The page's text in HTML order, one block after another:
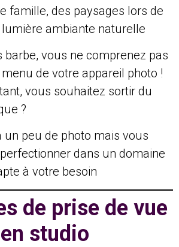
famille, des paysages lors de
ambiante naturelle
barbe, vous ne comprenez pas
de votre appareil photo !
vous souhaitez sortir du
?
un peu de photo mais vous
dans un domaine
à votre besoin
de prise de vue
en studio